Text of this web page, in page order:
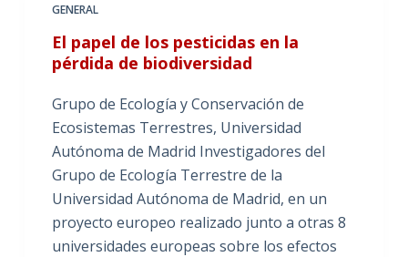
GENERAL
El papel de los pesticidas en la
pérdida de biodiversidad
Grupo de Ecología y Conservación de
Ecosistemas Terrestres, Universidad
Autónoma de Madrid Investigadores del
Grupo de Ecología Terrestre de la
Universidad Autónoma de Madrid, en un
proyecto europeo realizado junto a otras 8
universidades europeas sobre los efectos